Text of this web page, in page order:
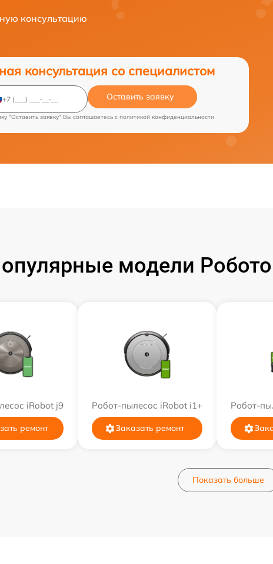
консультацию
консультация со специалистом
Оставить заявку
"Оставить заявку" Вы соглашаетесь c политикой конфиденциальности
модели
iRobot j9
ремонт
Робот-пылесос iRobot i1+
Заказать ремонт
Робот-
Показать больше